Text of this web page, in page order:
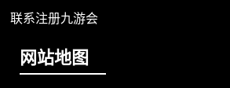
联系注册九游会
网站地图